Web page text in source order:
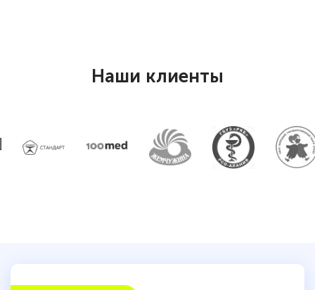
Наши клиенты